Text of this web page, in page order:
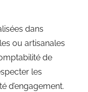
dans
ou artisanales
de
les
d’engagement.